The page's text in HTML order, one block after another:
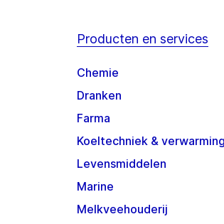
Producten en services
Chemie
Dranken
Farma
Koeltechniek &
Levensmiddelen
Marine
Melkveehouderij